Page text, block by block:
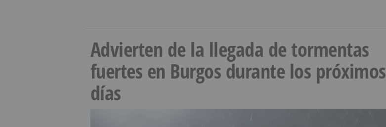
Advierten de la llegada de tormentas
fuertes en Burgos durante los próximos
días